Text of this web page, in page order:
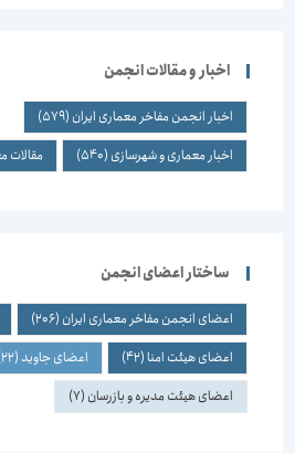
اخبار و مقالات انجمن
اخبار انجمن مفاخر معماری ایران(579)
اخبار معماری و شهرسازی(540) مقالات
ساختار اعضای انجمن
اعضای انجمن مفاخر معماری ایران(206)
اعضای هیئت امنا (42) اعضای جاوید(22)
اعضای هیئت مدیره و بازرسان(7)